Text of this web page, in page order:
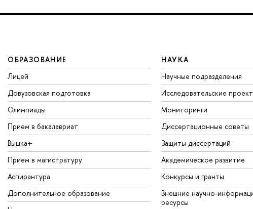
ОБРАЗОВАНИЕ
Лицей
Довузовская подготовка
Олимпиады
Прием в бакалавриат
Вышка+
Прием в магистратуру
Аспирантура
Дополнительное образование
НАУКА
Научные подразделения
Исследовательские
Мониторинги
Диссертационные советы
Защиты диссертаций
Академическое развитие
Конкурсы и гранты
Внешние научно-
ресурсы